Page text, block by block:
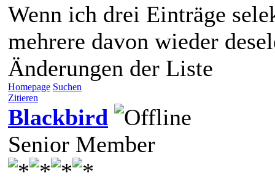
Wenn ich drei Einträge
mehrere davon wieder
Änderungen der Liste
Homepage Suchen
Zitieren
Blackbird
Senior Member